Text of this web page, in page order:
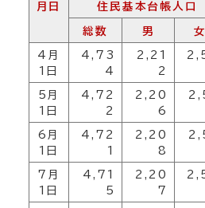
月日 住民基本台帳人口
総数 男 女
4月
1日
4,73
4
2,21
2
5月
1日
4,72
2
2,20
6
6月
1日
4,72
1
2,20
8
7月
1日
4,71
5
2,20
7